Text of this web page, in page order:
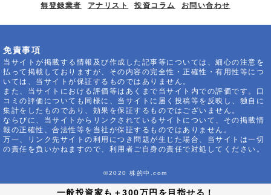
無登録業者
アナリスト 投資コラム お問い合わせ
免責事項
当サイトが掲載する情報及び作成した記事等については、細心の注意を
払って掲載しておりますが、その内容の完全性・正確性・有用性等につ
いては、当サイトが保証するものではありません。
また、当サイトにおける評価等はあくまで当サイト内での評価です。口
コミの評価についても同様に、当サイトに届く投稿等を反映し、独自に
集計をしたものであり、効果を保証するものではございません。
ならびに、当サイトからリンクされているサイトについて、その掲載情
報の正確性、合法性等を当社が保証するものではありません。
万一、リンク先サイトの利用につき問題が生じた場合、当サイトは一切
の責任を負いかねますので、利用者ご自身の責任で対処してください。
©2020 株的中.com
一般投資家も＋300万円を目指せる！